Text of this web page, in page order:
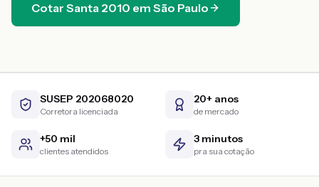
Cotar Santa 2010 em São Paulo
SUSEP 202068020
Corretora licenciada
20+ anos
de mercado
+50 mil
clientes atendidos
3 minutos
pra sua cotação